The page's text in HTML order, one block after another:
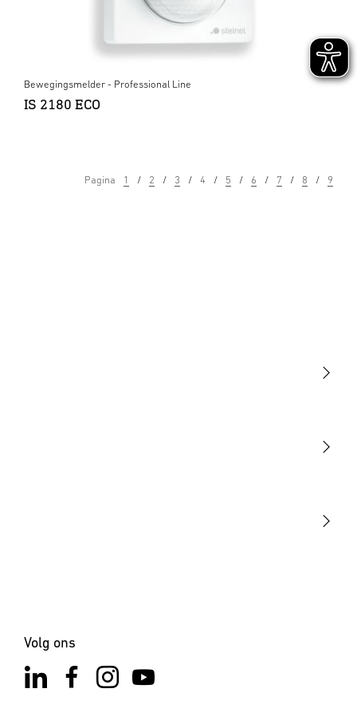
Bewegingsmelder - Professional Line
IS 2180 ECO
Pagina 1 2 3 4 5 6 7 8 9
Volg ons